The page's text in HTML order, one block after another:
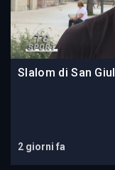
Slalom di San
2 giorni fa